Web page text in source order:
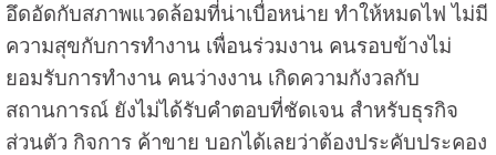
อึดอัดกับสภาพแวดล้อมที่น่าเบื่อหน่าย ทำให้หมดไฟ ไม่มี
ความสุขกับการทำงาน เพื่อนร่วมงาน คนรอบข้างไม่
ยอมรับการทำงาน คนว่างงาน เกิดความกังวลกับ
สถานการณ์ ยังไม่ได้รับคำตอบที่ชัดเจน สำหรับธุรกิจ
ส่วนตัว กิจการ ค้าขาย บอกได้เลยว่าต้องประคับประคอง